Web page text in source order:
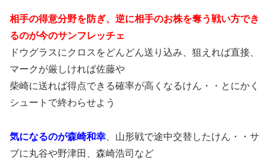
相手の得意分野を防ぎ、逆に相手のお株を奪う戦い方でき
るのが今のサンフレッチェ
ドウグラスにクロスをどんどん送り込み、狙えれば直接、
マークが厳しければ佐藤や
柴崎に送れば得点できる確率が高くなるけん・・とにかく
シュートで終わらせよう
気になるのが森崎和幸 、山形戦で途中交替したけん・・サ
ブに丸谷や野津田、森崎浩司など